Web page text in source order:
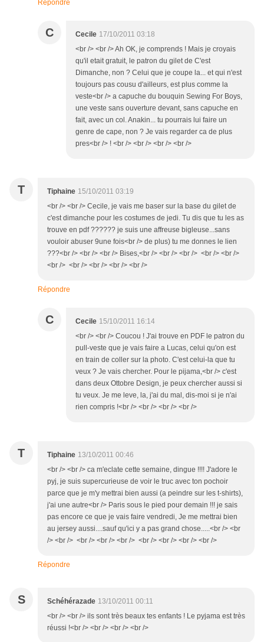
Répondre
C Cecile 17/10/2011 03:18
<br /> <br /> Ah OK, je comprends ! Mais je croyais
qu'il etait gratuit, le patron du gilet de C'est
Dimanche, non ? Celui que je coupe la... et qui n'est
toujours pas cousu d'ailleurs, est plus comme la
veste<br /> a capuche du bouquin Sewing For Boys,
une veste sans ouverture devant, sans capuche en
fait, avec un col. Anakin... tu pourrais lui faire un
genre de cape, non ? Je vais regarder ca de plus
pres<br /> ! <br /> <br /> <br /> <br />
T Tiphaine 15/10/2011 03:19
<br /> <br /> Cecile, je vais me baser sur la base du gilet de
c'est dimanche pour les costumes de jedi. Tu dis que tu les as
trouve en pdf ?????? je suis une affreuse bigleuse...sans
vouloir abuser 9une fois<br /> de plus) tu me donnes le lien
???<br /> <br /> <br /> Bises,<br /> <br /> <br /> <br /> <br />
<br /> <br /> <br /> <br /> <br />
Répondre
C Cecile 15/10/2011 16:14
<br /> <br /> Coucou ! J'ai trouve en PDF le patron du
pull-veste que je vais faire a Lucas, celui qu'on est
en train de coller sur la photo. C'est celui-la que tu
veux ? Je vais chercher. Pour le pijama,<br /> c'est
dans deux Ottobre Design, je peux chercher aussi si
tu veux. Je me leve, la, j'ai du mal, dis-moi si je n'ai
rien compris !<br /> <br /> <br /> <br />
T Tiphaine 13/10/2011 00:46
<br /> <br /> ca m'eclate cette semaine, dingue !!!! J'adore le
pyj, je suis supercurieuse de voir le truc avec ton pochoir
parce que je m'y mettrai bien aussi (a peindre sur les t-shirts),
j'ai une autre<br /> Paris sous le pied pour demain !!! je sais
pas encore ce que je vais faire vendredi, Je me mettrai bien
au jersey aussi....sauf qu'ici y a pas grand chose.....<br /> <br
/> <br /> <br /> <br /> <br /> <br /> <br /> <br /> <br />
Répondre
S Schéhérazade 13/10/2011 00:11
<br /> <br /> ils sont très beaux tes enfants ! Le pyjama est très
réussi !<br /> <br /> <br /> <br />